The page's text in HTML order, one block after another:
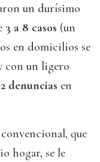
un durísimo
3 a 8 casos (un
en domicilios se
con un ligero
denuncias en
que
hogar, se le